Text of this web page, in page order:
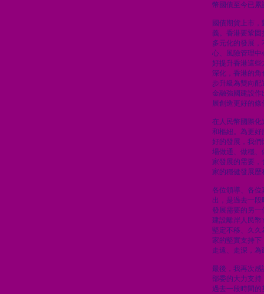
幣國債至今已
國債期貨上市
義。香港要鞏固
多元化的發展
心、風險管理中
好提升香港這些
深化，香港的角
步升級為雙向配
金融強國建設作
展創造更好的條
在人民幣國際化
和樞紐。為更好
好的發展，我們
場做通、做穩、
家發展的需要，
家的穩健發展歷
各位領導、各位
出，是過去一
發展需要的另一
建設離岸人民幣
堅定不移、久久
家的堅實支持下
走遠、走深，
最後，我再次
部委的大力支持
過去一段時間